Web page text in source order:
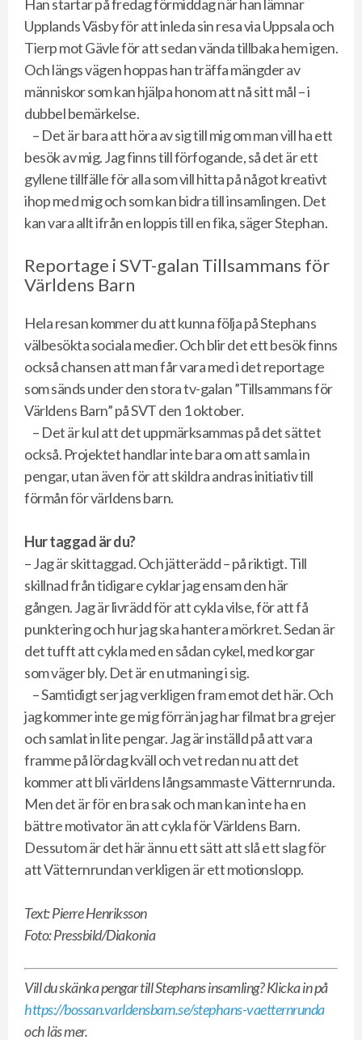
Han startar på fredag förmiddag när han lämnar
Upplands Väsby för att inleda sin resa via Uppsala och
Tierp mot Gävle för att sedan vända tillbaka hem igen.
Och längs vägen hoppas han träffa mängder av
människor som kan hjälpa honom att nå sitt mål – i
dubbel bemärkelse.
– Det är bara att höra av sig till mig om man vill ha ett
besök av mig. Jag finns till förfogande, så det är ett
gyllene tillfälle för alla som vill hitta på något kreativt
ihop med mig och som kan bidra till insamlingen. Det
kan vara allt ifrån en loppis till en fika, säger Stephan.
Reportage i SVT-galan Tillsammans för
Världens Barn
Hela resan kommer du att kunna följa på Stephans
välbesökta sociala medier. Och blir det ett besök finns
också chansen att man får vara med i det reportage
som sänds under den stora tv-galan ”Tillsammans för
Världens Barn” på SVT den 1 oktober.
– Det är kul att det uppmärksammas på det sättet
också. Projektet handlar inte bara om att samla in
pengar, utan även för att skildra andras initiativ till
förmån för världens barn.
Hur taggad är du?
– Jag är skittaggad. Och jätterädd – på riktigt. Till
skillnad från tidigare cyklar jag ensam den här
gången. Jag är livrädd för att cykla vilse, för att få
punktering och hur jag ska hantera mörkret. Sedan är
det tufft att cykla med en sådan cykel, med korgar
som väger bly. Det är en utmaning i sig.
– Samtidigt ser jag verkligen fram emot det här. Och
jag kommer inte ge mig förrän jag har filmat bra grejer
och samlat in lite pengar. Jag är inställd på att vara
framme på lördag kväll och vet redan nu att det
kommer att bli världens långsammaste Vätternrunda.
Men det är för en bra sak och man kan inte ha en
bättre motivator än att cykla för Världens Barn.
Dessutom är det här ännu ett sätt att slå ett slag för
att Vätternrundan verkligen är ett motionslopp.
Text: Pierre Henriksson
Foto: Pressbild/Diakonia
Vill du skänka pengar till Stephans insamling? Klicka in på
https://bossan.varldensbarn.se/stephans-vaetternrunda
och läs mer.